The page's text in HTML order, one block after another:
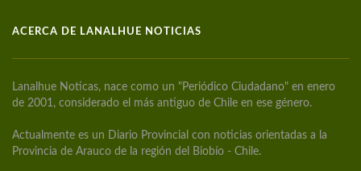
ACERCA DE LANALHUE NOTICIAS
Lanalhue Noticas, nace como un "Periódico Ciudadano" en enero
de 2001, considerado el más antiguo de Chile en ese género.
Actualmente es un Diario Provincial con noticias orientadas a la
Provincia de Arauco de la región del Biobío - Chile.